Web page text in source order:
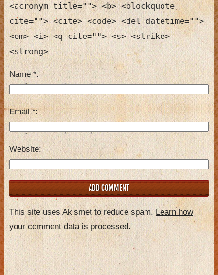
<acronym title=""> <b> <blockquote
cite=""> <cite> <code> <del datetime="">
<em> <i> <q cite=""> <s> <strike>
<strong>
Name*
Email*
Website
This site uses Akismet to reduce spam.Learn how
your comment data is processed.